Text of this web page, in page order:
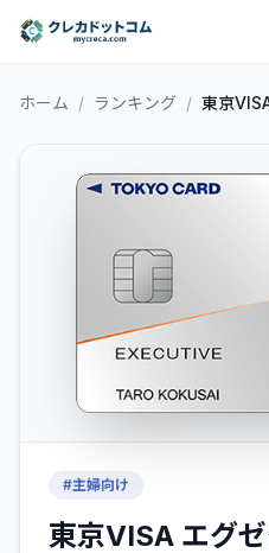
ホーム / ランキング / 東京
#主婦向け
東京VISA エグ